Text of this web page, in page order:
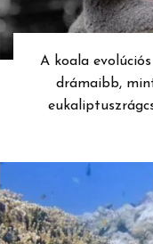
A koala
drámaibb,